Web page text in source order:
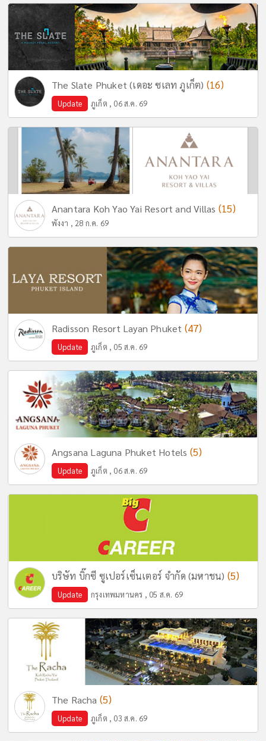
The Slate Phuket (เดอะ ซเลท ภูเก็ต) (16)
Update ภูเก็ต , 06 ส.ค. 69
Anantara Koh Yao Yai Resort and Villas (15)
พังงา , 28 ก.ค. 69
Radisson Resort Layan Phuket (47)
Update ภูเก็ต , 05 ส.ค. 69
Angsana Laguna Phuket Hotels (5)
Update ภูเก็ต , 06 ส.ค. 69
บริษัท บิ๊กซี ซูเปอร์เซ็นเตอร์ จำกัด (มหาชน) (5)
Update กรุงเทพมหานคร , 05 ส.ค. 69
The Racha (5)
Update ภูเก็ต , 03 ส.ค. 69